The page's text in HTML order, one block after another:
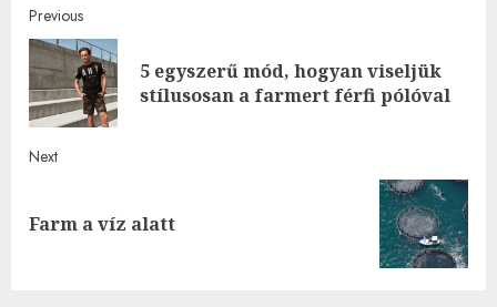
Post
navigation
Previous
5 egyszerű mód, hogyan viseljük
stílusosan a farmert férfi pólóval
Next
Next
Farm a víz alatt